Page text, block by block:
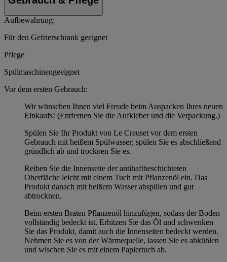
Aufbewahrung:
Für den Gefrierschrank geeignet
Pflege
Spülmaschinengeeignet
Vor dem ersten Gebrauch:
Wir wünschen Ihnen viel Freude beim Auspacken Ihres neuen
Einkaufs! (Entfernen Sie die Aufkleber und die Verpackung.)
Spülen Sie Ihr Produkt von Le Creuset vor dem ersten
Gebrauch mit heißem Spülwasser; spülen Sie es abschließend
gründlich ab und trocknen Sie es.
Reiben Sie die Innenseite der antihaftbeschichteten
Oberfläche leicht mit einem Tuch mit Pflanzenöl ein. Das
Produkt danach mit heißem Wasser abspülen und gut
abtrocknen.
Beim ersten Braten Pflanzenöl hinzufügen, sodass der Boden
vollständig bedeckt ist. Erhitzen Sie das Öl und schwenken
Sie das Produkt, damit auch die Innenseiten bedeckt werden.
Nehmen Sie es von der Wärmequelle, lassen Sie es abkühlen
und wischen Sie es mit einem Papiertuch ab.